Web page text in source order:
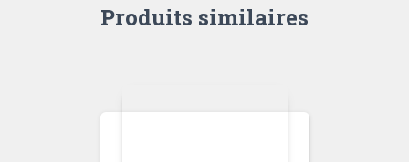
Produits similaires